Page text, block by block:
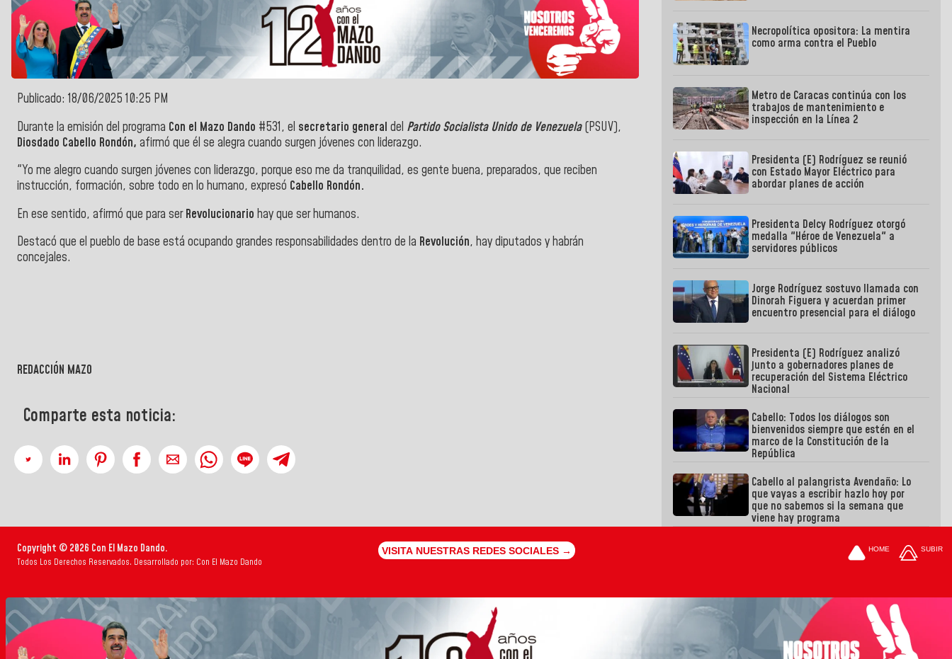
Publicado: 18/06/2025 10:25 PM
Durante la emisión del programa Con el Mazo Dando #531, el secretario general del Partido Socialista Unido de Venezuela(PSUV),
Diosdado Cabello Rondón, afirmó que él se alegra cuando surgen jóvenes con liderazgo.
"Yo me alegro cuando surgen jóvenes con liderazgo, porque eso me da tranquilidad, es gente buena, preparados, que reciben
instrucción, formación, sobre todo en lo humano, expresó Cabello Rondón.
En ese sentido, afirmó que para serRevolucionario hay que ser humanos.
Destacó que el pueblo de base está ocupando grandes responsabilidades dentro de la Revolución, hay diputados y habrán
concejales.
REDACCIÓN MAZO
Comparte esta noticia:
Necropolítica opositora: La mentira
como arma contra el Pueblo
Metro de Caracas continúa con los
trabajos de mantenimiento e
inspección en la Línea 2
Presidenta (E) Rodríguez se reunió
con Estado Mayor Eléctrico para
abordar planes de acción
Presidenta Delcy Rodríguez otorgó
medalla "Héroe de Venezuela" a
servidores públicos
Jorge Rodríguez sostuvo llamada con
Dinorah Figuera y acuerdan primer
encuentro presencial para el diálogo
Presidenta (E) Rodríguez analizó
junto a gobernadores planes de
recuperación del Sistema Eléctrico
Nacional
Cabello: Todos los diálogos son
bienvenidos siempre que estén en el
marco de la Constitución de la
República
Cabello al palangrista Avendaño: Lo
que vayas a escribir hazlo hoy por
que no sabemos si la semana que
viene hay programa
Copyright © 2026 Con El Mazo Dando.
Todos Los Derechos Reservados. Desarrollado por: Con El Mazo Dando
VISITA NUESTRAS REDES SOCIALES → HOME SUBIR